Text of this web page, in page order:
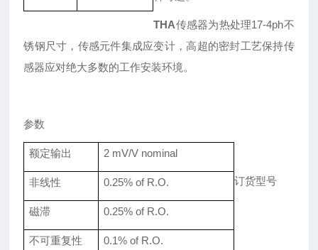
THA传感器为热处理17-4ph不
锈钢尺寸，传感元件集成应变计，高超的密封工艺保持传
感器应对绝大多数的工作安装环境。
参数
额定输出 2 mV/V nominal
非线性 0.25% of R.O.
磁滞 0.25% of R.O.
不可重复性 0.1% of R.O.
订货型号